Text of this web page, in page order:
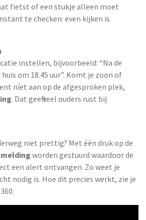
fietst of een stukje alleen moet
te checken: even kijken is
instellen, bijvoorbeeld: “Na de
om 18.45 uur”. Komt je zoon of
níet aan op de afgesproken plek,
. Dat geeft veel ouders rust bij
niet prettig? Met één druk op de
melding worden gestuurd waardoor de
een alert ontvangen. Zo weet je
nodig is. Hoe dit precies werkt, zie je